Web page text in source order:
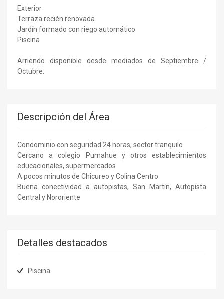
Exterior
Terraza recién renovada
Jardín formado con riego automático
Piscina
Arriendo disponible desde mediados de Septiembre /
Octubre.
Descripción del Área
Condominio con seguridad 24 horas, sector tranquilo
Cercano a colegio Pumahue y otros establecimientos
educacionales, supermercados
A pocos minutos de Chicureo y Colina Centro
Buena conectividad a autopistas, San Martín, Autopista
Central y Nororiente
Detalles destacados
Piscina